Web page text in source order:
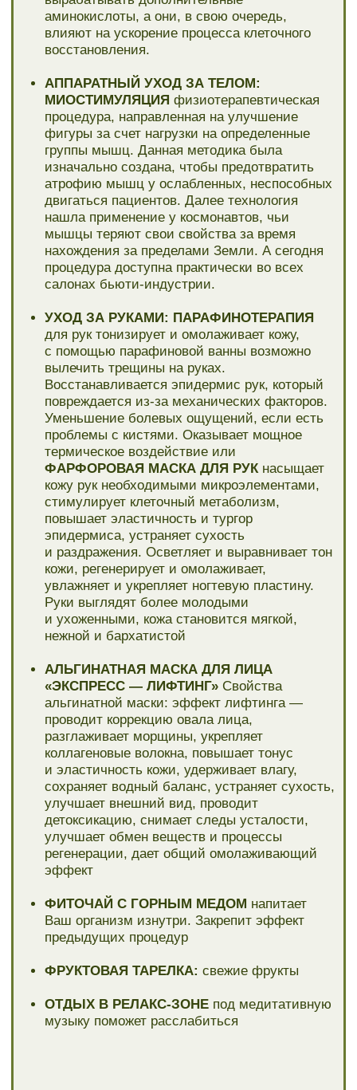
регенерации, дает общий омолаживающий
эффект
ФИТОЧАЙ С ГОРНЫМ МЕДОМнапитает
Ваш организм изнутри. Закрепит эффект
ФРУКТОВАЯ ТАРЕЛКА: свежие фрукты
ОТДЫХ В РЕЛАКС-ЗОНЕпод медитативную
музыку поможет расслабиться
Стоимость:15610 руб.9990 руб
КУПИТЬ